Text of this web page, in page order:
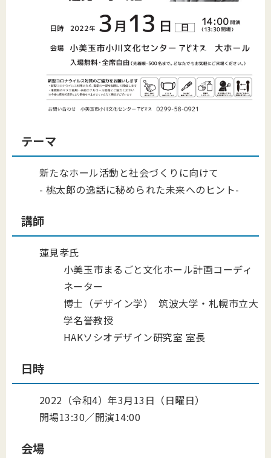
テーマ
新たなホール活動と社会づくりに向けて
- 桃太郎の逸話に秘められた未来へのヒント-
講師
蓮見孝氏
小美玉市まるごと文化ホール計画コーディ
ネーター
博士（デザイン学） 筑波大学・札幌市立大
学名誉教授
HAKソシオデザイン研究室 室長
日時
2022（令和4）年3月13日（日曜日）
開場13:30／開演14:00
会場